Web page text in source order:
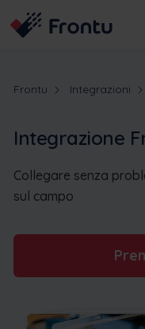
Frontu Integrazioni
Integrazione
Collegare senza
sul campo